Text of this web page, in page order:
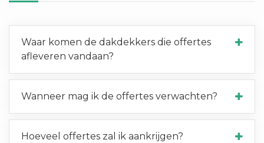
Waar komen de dakdekkers die offertes
afleveren vandaan?
Wanneer mag ik de offertes verwachten?
Hoeveel offertes zal ik aankrijgen?